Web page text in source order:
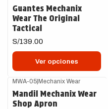
Guantes Mechanix
Wear The Original
Tactical
S/139.00
Ver opciones
MWA-05|Mechanix Wear
Mandil Mechanix Wear
Shop Apron